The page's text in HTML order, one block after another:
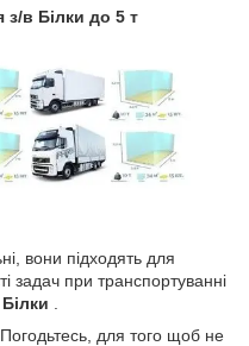
з/в Білки до 5 т
вони підходять для
задач при транспортуванні
Білки
для того щоб не